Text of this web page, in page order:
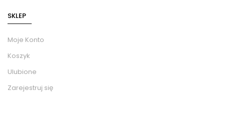
SKLEP
Moje Konto
Koszyk
Ulubione
Zarejestruj się